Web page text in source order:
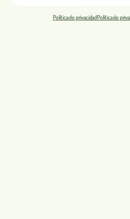
Política de privacidadPolítica de